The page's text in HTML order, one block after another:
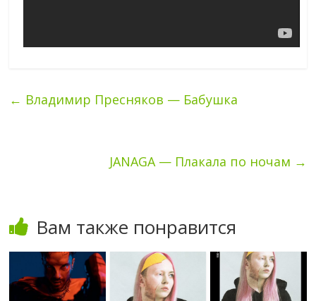
← Владимир Пресняков — Бабушка
JANAGA — Плакала по ночам →
Вам также понравится